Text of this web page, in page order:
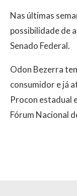
Nas últimas
possibilidade de
Senado Federal.
Odon Bezerra
consumidor e já
Procon estadual
Fórum Nacional